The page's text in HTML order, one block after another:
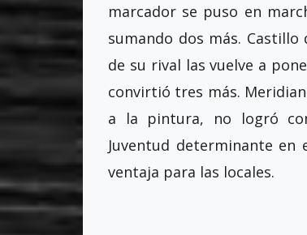
marcador se puso en
sumando dos más.
de su rival las vuelve a
convirtió tres más.
a la pintura, no logró
Juventud determinante
ventaja para las locales.